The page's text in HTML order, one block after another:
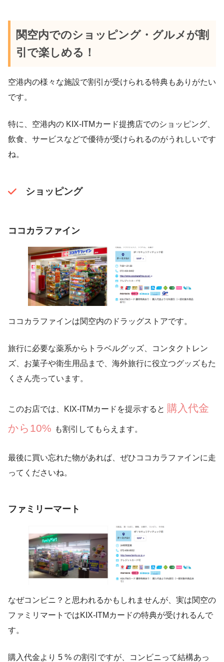
関空内でのショッピング・グルメが割
引で楽しめる！
空港内の様々な施設で割引が受けられる特典もありがたい
です。
特に、空港内の KIX-ITMカード提携店でのショッピング、
飲食、サービスなどで優待が受けられるのがうれしいです
ね。
ショッピング
ココカラファイン
ココカラファインは関空内のドラッグストアです。
旅行に必要な薬系からトラベルグッズ、コンタクトレン
ズ、お菓子や衛生用品まで、海外旅行に役立つグッズもた
くさん売っています。
このお店では、KIX-ITMカードを提示すると 購入代金
から10% も割引してもらえます。
最後に買い忘れた物があれば、ぜひココカラファインに走
ってくださいね。
ファミリーマート
なぜコンビニ？と思われるかもしれませんが、実は関空の
ファミリマートではKIX-ITMカードの特典が受けれるんで
す。
購入代金より 5 % の割引ですが、コンビニって結構あっ